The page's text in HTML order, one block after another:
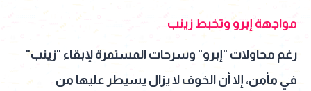
مواجهة إبرو وتخبط زينب
رغم محاولات "إبرو" وسرحات المستمرة لإبقاء "زينب"
في مأمن، إلا أن الخوف لا يزال يسيطر عليها من